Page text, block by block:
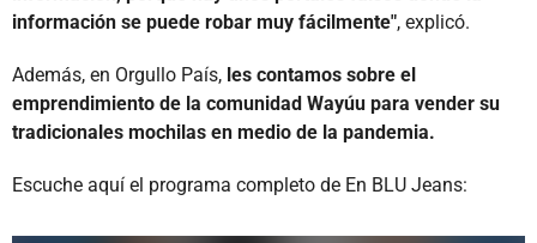
información se puede robar muy fácilmente", explicó.
Además, en Orgullo País, les contamos sobre el
emprendimiento de la comunidad Wayúu para vender su
tradicionales mochilas en medio de la pandemia.
Escuche aquí el programa completo de En BLU Jeans: